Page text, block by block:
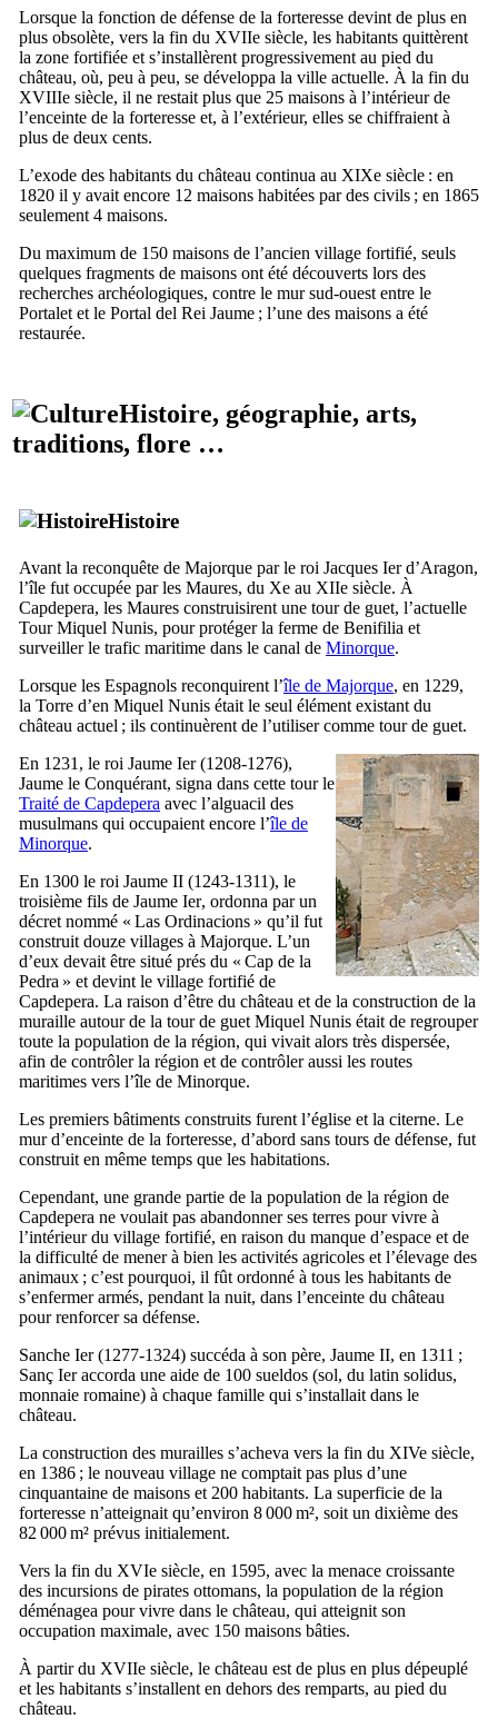
Lorsque la fonction de défense de la forteresse devint de plus en
plus obsolète, vers la fin du XVIIe siècle, les habitants quittèrent
la zone fortifiée et s’installèrent progressivement au pied du
château, où, peu à peu, se développa la ville actuelle. À la fin du
XVIIIe siècle, il ne restait plus que 25 maisons à l’intérieur de
l’enceinte de la forteresse et, à l’extérieur, elles se chiffraient à
plus de deux cents.
L’exode des habitants du château continua au XIXe siècle : en
1820 il y avait encore 12 maisons habitées par des civils ; en 1865
seulement 4 maisons.
Du maximum de 150 maisons de l’ancien village fortifié, seuls
quelques fragments de maisons ont été découverts lors des
recherches archéologiques, contre le mur sud-ouest entre le
Portalet et le Portal del Rei Jaume ; l’une des maisons a été
restaurée.
Histoire, géographie, arts,
traditions, flore …
Histoire
Avant la reconquête de Majorque par le roi Jacques Ierd’Aragon,
l’île fut occupée par les Maures, du Xe au XIIe siècle. À
Capdepera, les Maures construisirent une tour de guet, l’actuelle
TourMiquel Nunis, pour protéger la ferme de Benifilia et
surveiller le trafic maritime dans le canal de Minorque.
Lorsque les Espagnols reconquirent l’île de Majorque, en 1229,
la Torre d’en Miquel Nunis était le seul élément existant du
château actuel ; ils continuèrent de l’utiliser comme tour de guet.
En 1231, le roi Jaume Ier(1208-1276),
Jaume le Conquérant, signa dans cette tour le
Traité de Capdepera avec l’alguacil des
musulmans qui occupaient encore l’île de
Minorque.
En 1300 le roi Jaume II (1243-1311), le
troisième fils de Jaume Ier, ordonna par un
décret nommé « Las Ordinacions » qu’il fut
construit douze villages à Majorque. L’un
d’eux devait être situé prés du « Cap de la
Pedra » et devint le village fortifié de
Capdepera. La raison d’être du château et de la construction de la
muraille autour de la tour de guet Miquel Nunis était de regrouper
toute la population de la région, qui vivait alors très dispersée,
afin de contrôler la région et de contrôler aussi les routes
maritimes vers l’île de Minorque.
Les premiers bâtiments construits furent l’église et la citerne. Le
mur d’enceinte de la forteresse, d’abord sans tours de défense, fut
construit en même temps que les habitations.
Cependant, une grande partie de la population de la région de
Capdepera ne voulait pas abandonner ses terres pour vivre à
l’intérieur du village fortifié, en raison du manque d’espace et de
la difficulté de mener à bien les activités agricoles et l’élevage des
animaux ; c’est pourquoi, il fût ordonné à tous les habitants de
s’enfermer armés, pendant la nuit, dans l’enceinte du château
pour renforcer sa défense.
Sanche Ier(1277-1324) succéda à son père, Jaume II, en 1311 ;
Sanç Ieraccorda une aide de 100 sueldos (sol, du latin solidus,
monnaie romaine) à chaque famille qui s’installait dans le
château.
La construction des murailles s’acheva vers la fin du XIVe siècle,
en 1386 ; le nouveau village ne comptait pas plus d’une
cinquantaine de maisons et 200 habitants. La superficie de la
forteresse n’atteignait qu’environ 8 000 m², soit un dixième des
82 000 m² prévus initialement.
Vers la fin du XVIe siècle, en 1595, avec la menace croissante
des incursions de pirates ottomans, la population de la région
déménagea pour vivre dans le château, qui atteignit son
occupation maximale, avec 150 maisons bâties.
À partir du XVIIe siècle, le château est de plus en plus dépeuplé
et les habitants s’installent en dehors des remparts, au pied du
château.